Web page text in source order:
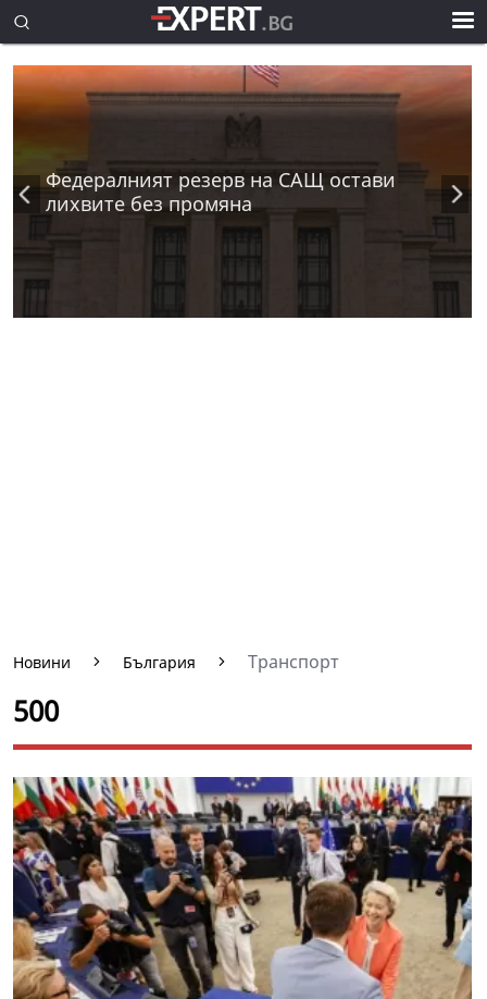
Федералният резерв на САЩ остави
лихвите без промяна
Новини България Транспорт
500